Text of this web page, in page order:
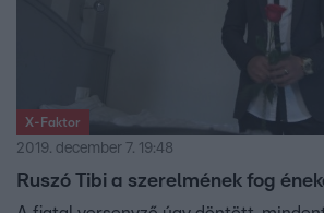
X-Faktor
2019. december 7. 19:48
Ruszó Tibi a szerelmének fog